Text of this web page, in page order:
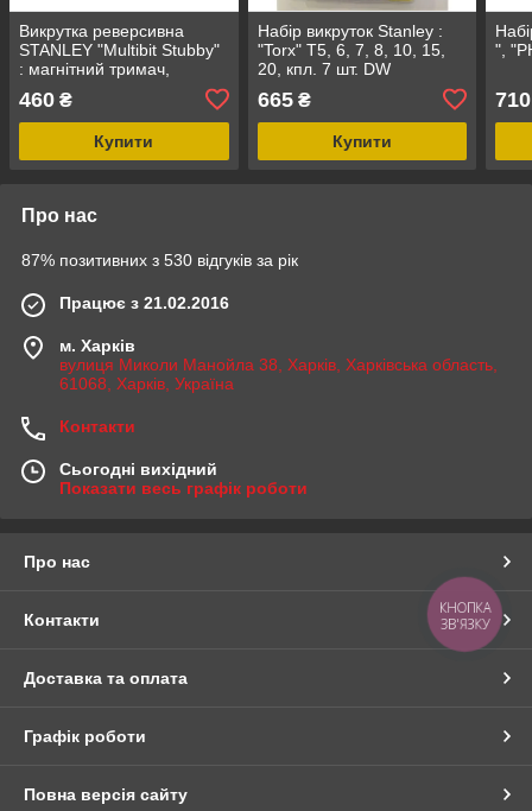
Викрутка реверсивна
STANLEY "Multibit Stubby"
: магнітний тримач,
насадки 6 (Компл .7 Шт.)
460 ₴
Купити
Набір викруток Stanley :
"Torx" T5, 6, 7, 8, 10, 15,
20, кпл. 7 шт. DW
665₴
Купити
",
710
Про нас
87% позитивних з 530 відгуків за рік
Працює з 21.02.2016
м. Харків
вулиця Миколи Манойла 38, Харків, Харківська область,
61068, Харків, Україна
Контакти
Сьогодні вихідний
Показати весь графік роботи
Про нас
Контакти
Доставка та оплата
Графік роботи
Повна версія сайту
КНОПКА
ЗВ'ЯЗКУ